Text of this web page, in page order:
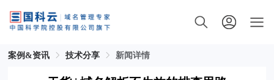
案例&资讯 技术分享 新闻详情